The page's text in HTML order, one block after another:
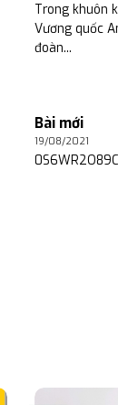
Trong khuôn
Vương quốc
đoàn...
Bài mới
19/08/2021